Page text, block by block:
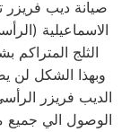
الاسماعيلية
الثلج
وبهذا الشكل لن
الديب فريزر
الوصول الي جميع